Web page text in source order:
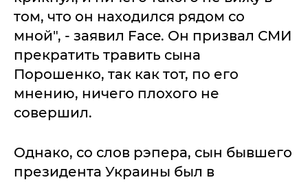
том, что он находился рядом со
мной", - заявил Face. Он призвал СМИ
прекратить травить сына
Порошенко, так как тот, по его
мнению, ничего плохого не
совершил.
Однако, со слов рэпера, сын бывшего
президента Украины был в